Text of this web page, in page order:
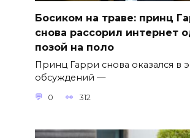
Босиком на траве: принц
снова рассорил интернет
позой на поло
Принц Гарри снова оказался в
обсуждений —
0 312